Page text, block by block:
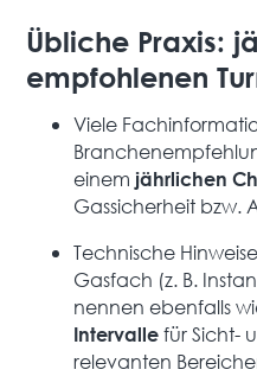
Übliche Praxis:
empfohlenen
Viele
einem jährlichen
Gassicherheit bzw.
Technische
Gasfach (z. B.
nennen ebenfalls
Intervalle für Sicht-
relevanten